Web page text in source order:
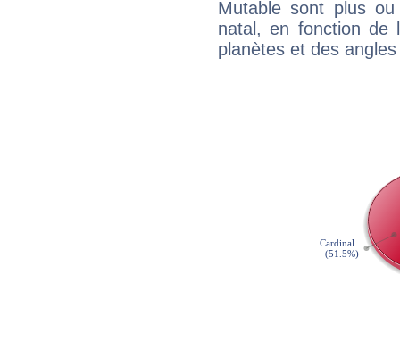
Mutable sont plus
natal, en fonction de
planètes et des